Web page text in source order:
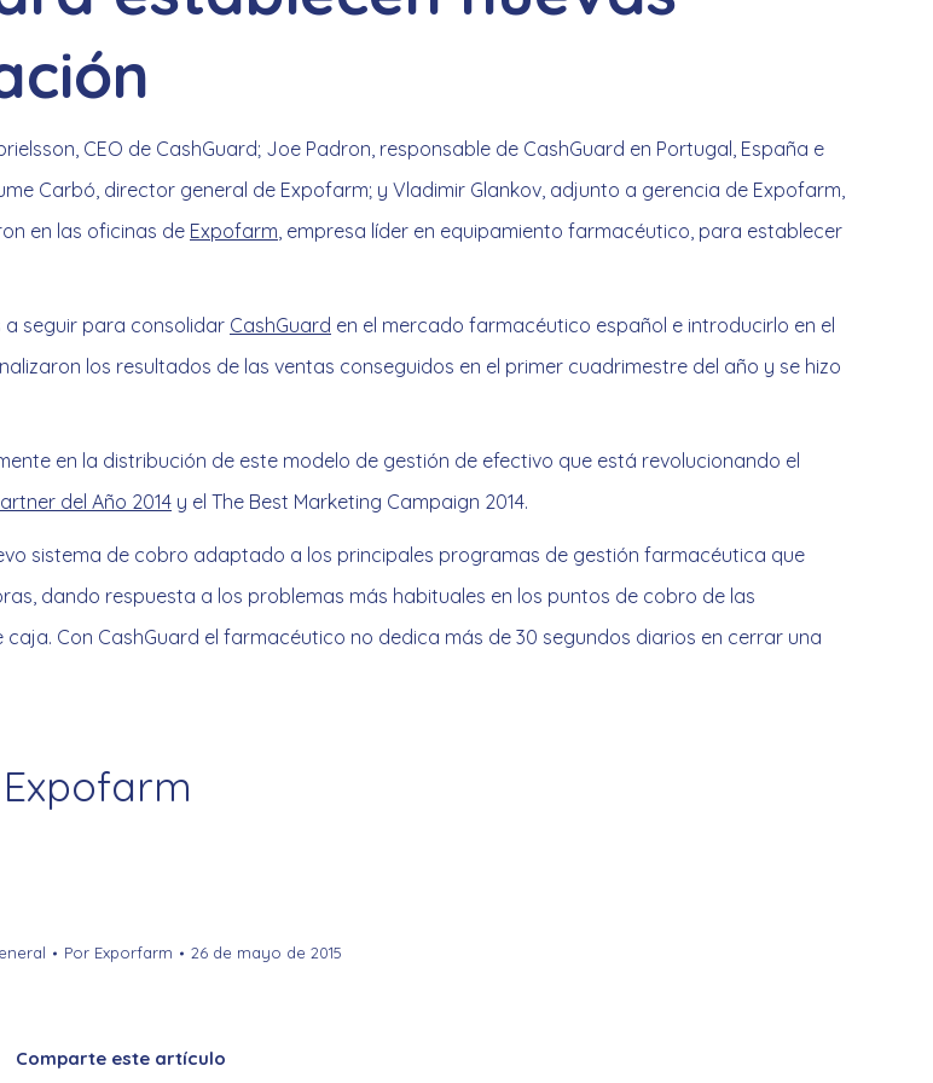
CEO de CashGuard; Joe Padron, responsable de CashGuard en Portugal, España e
Carbó, director general de Expofarm; y Vladimir Glankov, adjunto a gerencia de Expofarm,
en las oficinas de Expofarm, empresa líder en equipamiento farmacéutico, para establecer
a seguir para consolidar CashGuard en el mercado farmacéutico español e introducirlo en el
los resultados de las ventas conseguidos en el primer cuadrimestre del año y se hizo
en la distribución de este modelo de gestión de efectivo que está revolucionando el
del Año 2014 y el The Best Marketing Campaign 2014.
sistema de cobro adaptado a los principales programas de gestión farmacéutica que
dando respuesta a los problemas más habituales en los puntos de cobro de las
Con CashGuard el farmacéutico no dedica más de 30 segundos diarios en cerrar una
Por Exporfarm 26 de mayo de 2015
Comparte este artículo